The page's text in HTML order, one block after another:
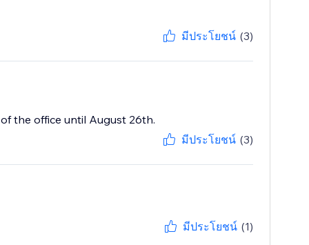
มีประโยชน์ (3)
the office until August 26th.
มีประโยชน์ (3)
มีประโยชน์ (1)